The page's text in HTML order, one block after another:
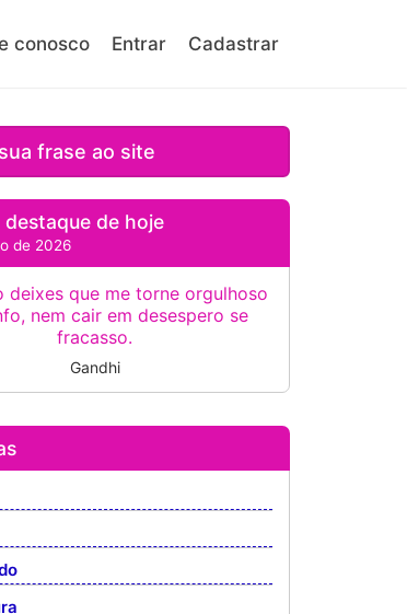
conosco Entrar Cadastrar
frase ao site
destaque de hoje
de 2026
deixes que me torne orgulhoso
nem cair em desespero se
fracasso.
Gandhi